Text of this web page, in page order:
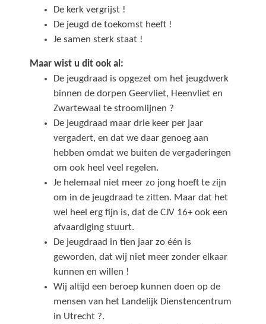
De kerk vergrijst !
De jeugd de toekomst heeft !
Je samen sterk staat !
Maar wist u dit ook al:
De jeugdraad is opgezet om het jeugdwerk
binnen de dorpen Geervliet, Heenvliet en
Zwartewaal te stroomlijnen ?
De jeugdraad maar drie keer per jaar
vergadert, en dat we daar genoeg aan
hebben omdat we buiten de vergaderingen
om ook heel veel regelen.
Je helemaal niet meer zo jong hoeft te zijn
om in de jeugdraad te zitten. Maar dat het
wel heel erg fijn is, dat de CJV 16+ ook een
afvaardiging stuurt.
De jeugdraad in tien jaar zo één is
geworden, dat wij niet meer zonder elkaar
kunnen en willen !
Wij altijd een beroep kunnen doen op de
mensen van het Landelijk Dienstencentrum
in Utrecht ?.